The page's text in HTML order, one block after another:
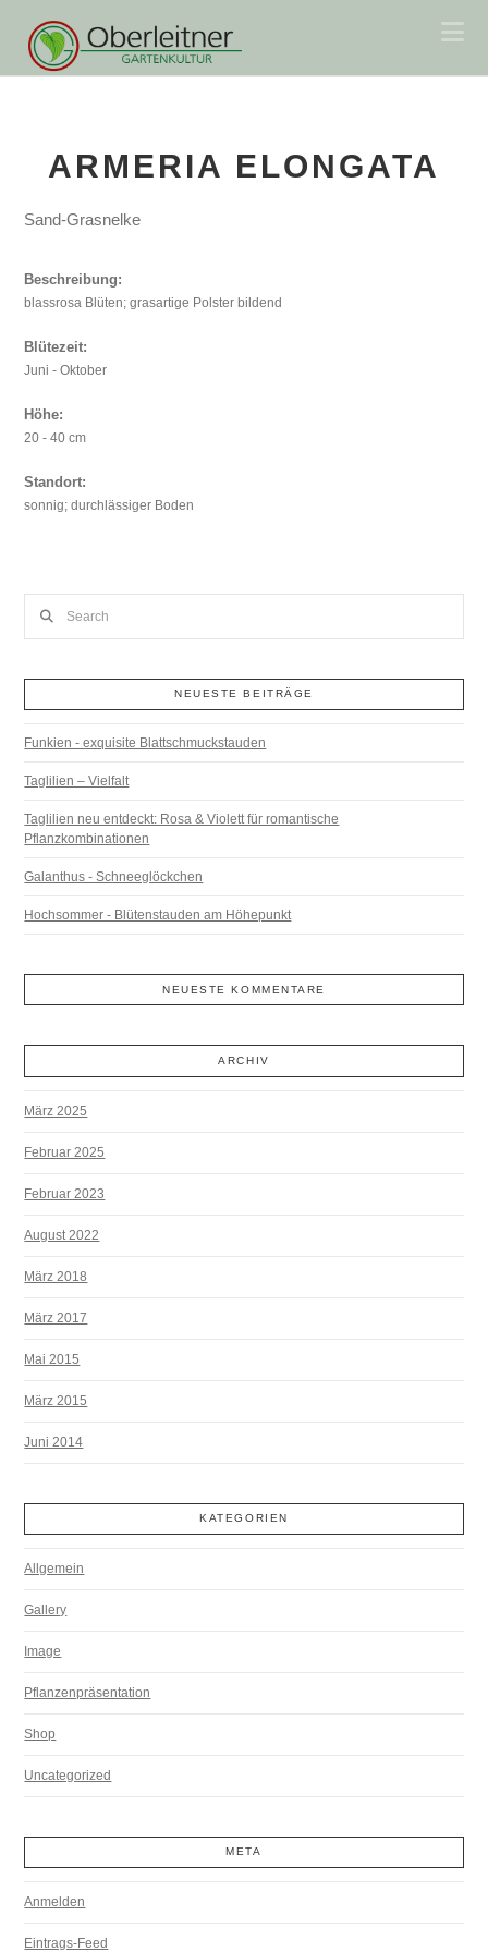
ARMERIA ELONGATA
Sand-Grasnelke
Beschreibung:
blassrosa Blüten; grasartige Polster bildend
Blütezeit:
Juni - Oktober
Höhe:
20 - 40 cm
Standort:
sonnig; durchlässiger Boden
NEUESTE BEITRÄGE
Funkien - exquisite Blattschmuckstauden
Taglilien – Vielfalt
Taglilien neu entdeckt: Rosa & Violett für romantische
Pflanzkombinationen
Galanthus - Schneeglöckchen
Hochsommer - Blütenstauden am Höhepunkt
NEUESTE KOMMENTARE
ARCHIV
März 2025
Februar 2025
Februar 2023
August 2022
März 2018
März 2017
Mai 2015
März 2015
Juni 2014
KATEGORIEN
Allgemein
Gallery
Image
Pflanzenpräsentation
Shop
Uncategorized
META
Anmelden
Eintrags-Feed